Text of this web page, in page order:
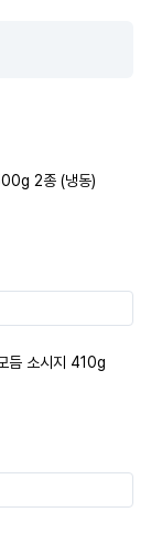
2종 (냉동)
듬 소시지 410g